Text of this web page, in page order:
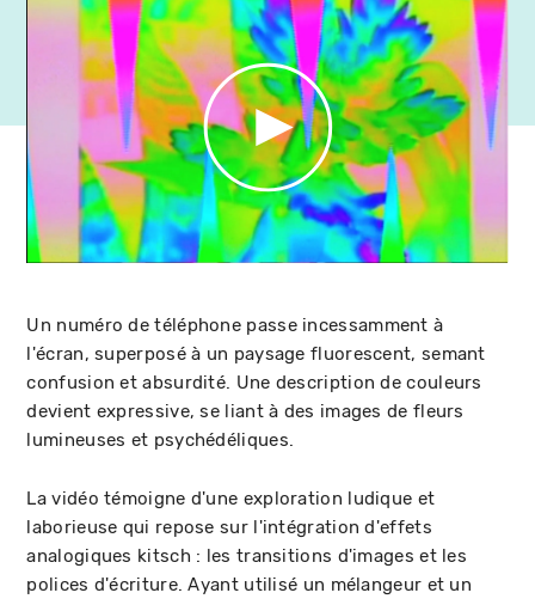
Un numéro de téléphone passe incessamment à
l'écran, superposé à un paysage fluorescent, semant
confusion et absurdité. Une description de couleurs
devient expressive, se liant à des images de fleurs
lumineuses et psychédéliques.
La vidéo témoigne d'une exploration ludique et
laborieuse qui repose sur l'intégration d'effets
analogiques kitsch : les transitions d'images et les
polices d'écriture. Ayant utilisé un mélangeur et un